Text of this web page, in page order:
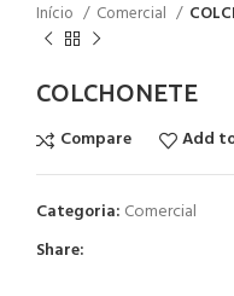
Início Comercial
COLCHONETE
Compare
Add
Categoria: Comercial
Share: